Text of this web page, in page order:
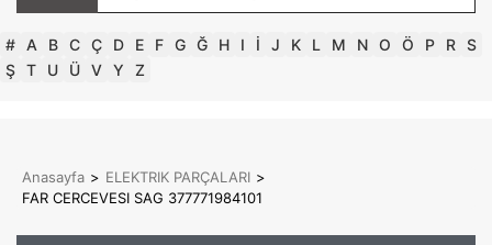
# A B C Ç D E F G Ğ H I İ J K L M N O Ö P R S
Ş T U Ü V Y Z
Anasayfa > ELEKTRIK PARÇALARI >
FAR CERCEVESI SAG 377771984101